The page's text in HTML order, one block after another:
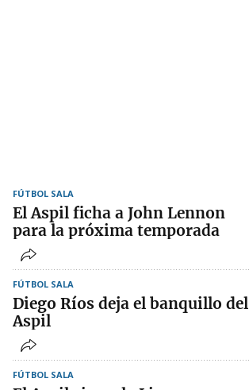
FÚTBOL SALA
El Aspil ficha a John Lennon
para la próxima temporada
FÚTBOL SALA
Diego Ríos deja el banquillo del
Aspil
FÚTBOL SALA